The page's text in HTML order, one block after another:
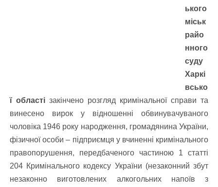
ького
міськ
райо
нного
суду
Харкі
всько
ї області закінчено розгляд кримінальної справи та
винесено вирок у відношенні обвинувачуваного
чоловіка 1946 року народження, громадянина України,
фізичної особи – підприємця у вчиненні кримінального
правопорушення, передбаченого частиною 1 статті
204 Кримінального кодексу України (незаконний збут
незаконно виготовлених алкогольних напоїв з